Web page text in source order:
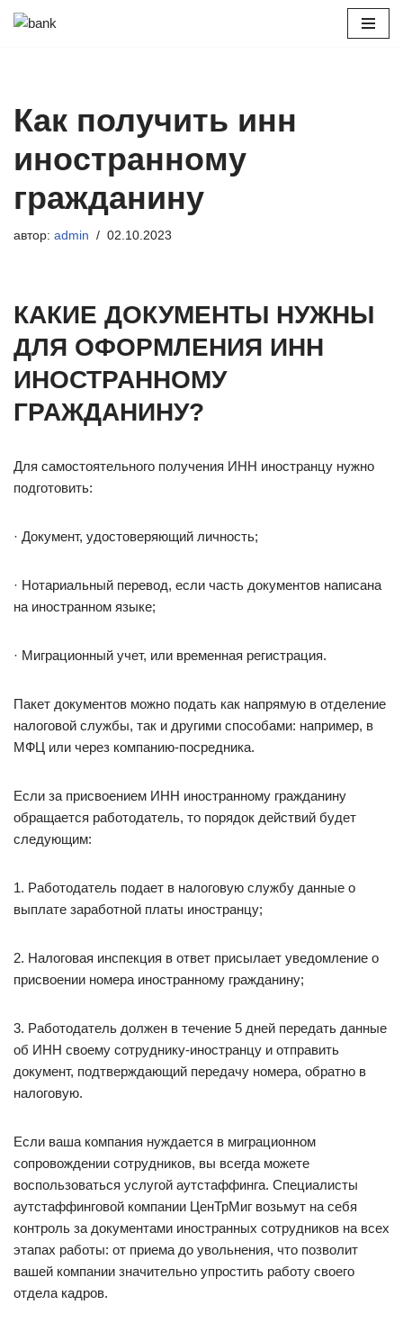
Как получить инн
иностранному
гражданину
автор: admin 02.10.2023
КАКИЕ ДОКУМЕНТЫ НУЖНЫ
ДЛЯ ОФОРМЛЕНИЯ ИНН
ИНОСТРАННОМУ
ГРАЖДАНИНУ?
Для самостоятельного получения ИНН иностранцу нужно
подготовить:
· Документ, удостоверяющий личность;
· Нотариальный перевод, если часть документов написана
на иностранном языке;
· Миграционный учет, или временная регистрация.
Пакет документов можно подать как напрямую в отделение
налоговой службы, так и другими способами: например, в
МФЦ или через компанию-посредника.
Если за присвоением ИНН иностранному гражданину
обращается работодатель, то порядок действий будет
следующим:
1. Работодатель подает в налоговую службу данные о
выплате заработной платы иностранцу;
2. Налоговая инспекция в ответ присылает уведомление о
присвоении номера иностранному гражданину;
3. Работодатель должен в течение 5 дней передать данные
об ИНН своему сотруднику-иностранцу и отправить
документ, подтверждающий передачу номера, обратно в
налоговую.
Если ваша компания нуждается в миграционном
сопровождении сотрудников, вы всегда можете
воспользоваться услугой аутстаффинга. Специалисты
аутстаффинговой компании ЦенТрМиг возьмут на себя
контроль за документами иностранных сотрудников на всех
этапах работы: от приема до увольнения, что позволит
вашей компании значительно упростить работу своего
отдела кадров.